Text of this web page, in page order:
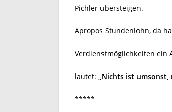
Pichler übersteigen.
Apropos Stundenlohn, da
Verdienstmöglichkeiten ein
lautet: „Nichts ist umsonst,
*****